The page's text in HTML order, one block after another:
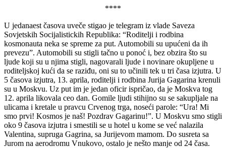
****
U jedanaest časova uveče stigao je telegram iz vlade Saveza
Sovjetskih Socijalistickih Republika: “Roditelji i rodbina
kosmonauta neka se spreme za put. Automobili su upućeni da ih
prevezu”. Automobili su stigli tačno u ponoć i, bez obzira što su
ljude koji su u njima stigli, nagovarali ljude i novinare okupljene u
roditeljskoj kući da se raziđu, oni su to učinili tek u tri časa izjutra. U
5 časova izjutra, 13. aprila, roditelji i rodbina Jurija Gagarina krenuli
su u Moskvu. Uz put im je jedan oficir ispričao, da je Moskva tog
12. aprila likovala ceo dan. Gomile ljudi stihijno su se sakupljale na
ulicama i kretale u pravcu Crvenog trga, noseći parole: “Ura! Mi
smo prvi! Kosmos je naš! Pozdrav Gagarinu!”. U Moskvu smo stigli
oko 9 časova izjutra i smestili se u hotel u kome se već nalazila
Valentina, supruga Gagrina, sa Jurijevom mamom. Do susreta sa
Jurom na aerodromu Vnukovo, ostalo je nešto manje od 24 časa.